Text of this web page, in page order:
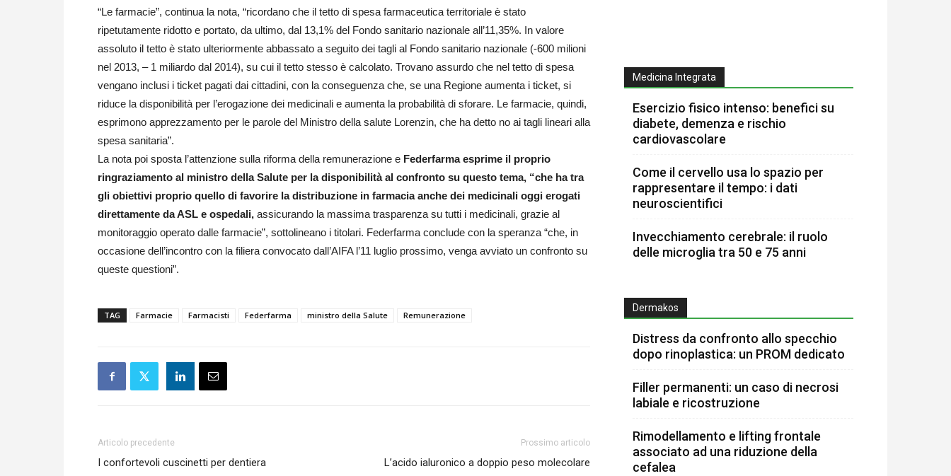
“Le farmacie”, continua la nota, “ricordano che il tetto di spesa farmaceutica territoriale è stato
ripetutamente ridotto e portato, da ultimo, dal 13,1% del Fondo sanitario nazionale all’11,35%. In valore
assoluto il tetto è stato ulteriormente abbassato a seguito dei tagli al Fondo sanitario nazionale (-600 milioni
nel 2013, – 1 miliardo dal 2014), su cui il tetto stesso è calcolato. Trovano assurdo che nel tetto di spesa
vengano inclusi i ticket pagati dai cittadini, con la conseguenza che, se una Regione aumenta i ticket, si
riduce la disponibilità per l’erogazione dei medicinali e aumenta la probabilità di sforare. Le farmacie, quindi,
esprimono apprezzamento per le parole del Ministro della salute Lorenzin, che ha detto no ai tagli lineari alla
spesa sanitaria”.
La nota poi sposta l’attenzione sulla riforma della remunerazione e Federfarma esprime il proprio
ringraziamento al ministro della Salute per la disponibilità al confronto su questo tema, “che ha tra
gli obiettivi proprio quello di favorire la distribuzione in farmacia anche dei medicinali oggi erogati
direttamente da ASL e ospedali, assicurando la massima trasparenza su tutti i medicinali, grazie al
monitoraggio operato dalle farmacie”, sottolineano i titolari. Federfarma conclude con la speranza “che, in
occasione dell’incontro con la filiera convocato dall’AIFA l’11 luglio prossimo, venga avviato un confronto su
queste questioni”.
TAG Farmacie Farmacisti Federfarma ministro della Salute Remunerazione
Articolo precedente
I confortevoli cuscinetti per dentiera
Prossimo articolo
L’acido ialuronico a doppio peso molecolare
Medicina Integrata
Esercizio fisico intenso: benefici su
diabete, demenza e rischio
cardiovascolare
Come il cervello usa lo spazio per
rappresentare il tempo: i dati
neuroscientifici
Invecchiamento cerebrale: il ruolo
delle microglia tra 50 e 75 anni
Dermakos
Distress da confronto allo specchio
dopo rinoplastica: un PROM dedicato
Filler permanenti: un caso di necrosi
labiale e ricostruzione
Rimodellamento e lifting frontale
associato ad una riduzione della
cefalea